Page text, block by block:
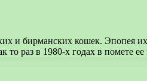
и бирманских кошек. Эпопея
то раз в 1980-х годах в помете